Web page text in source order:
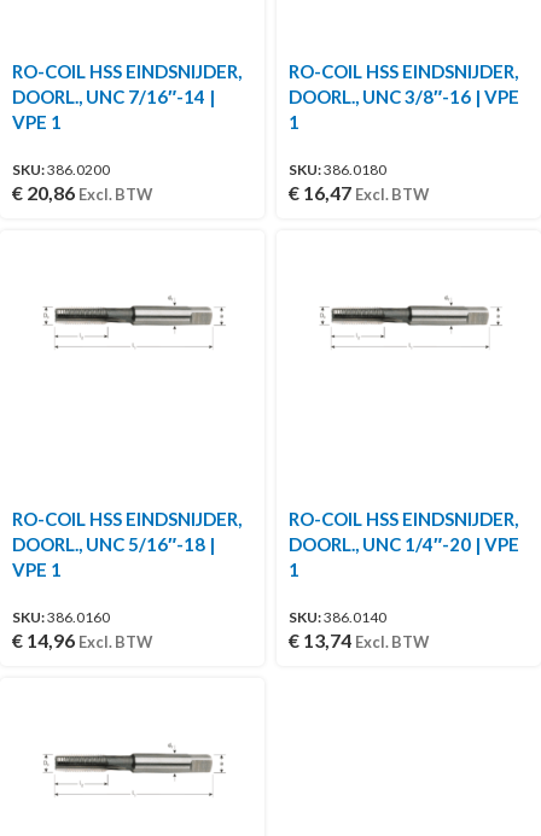
RO-COIL HSS EINDSNIJDER,
DOORL., UNC 7/16″-14 |
VPE 1
SKU:386.0200
€ 20,86 Excl. BTW
RO-COIL HSS EINDSNIJDER,
DOORL., UNC 3/8″-16 | VPE
1
SKU:386.0180
€ 16,47 Excl. BTW
RO-COIL HSS EINDSNIJDER,
DOORL., UNC 5/16″-18 |
VPE 1
SKU:386.0160
€ 14,96 Excl. BTW
RO-COIL HSS EINDSNIJDER,
DOORL., UNC 1/4″-20 | VPE
1
SKU:386.0140
€ 13,74 Excl. BTW